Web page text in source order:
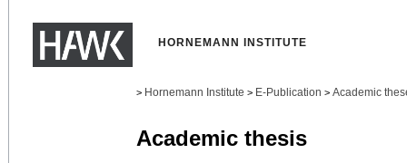
HORNEMANN INSTITUTE
> Hornemann Institute > E-Publication > Academic
Academic thesis